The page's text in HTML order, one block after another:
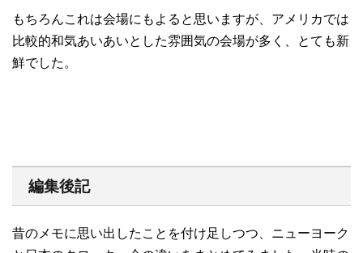
もちろんこれは会場にもよると思いますが、アメリカでは
比較的和気あいあいとした雰囲気の会場が多く、とても新
鮮でした。
編集後記
昔のメモに思い出したことを付け足しつつ、ニューヨーク